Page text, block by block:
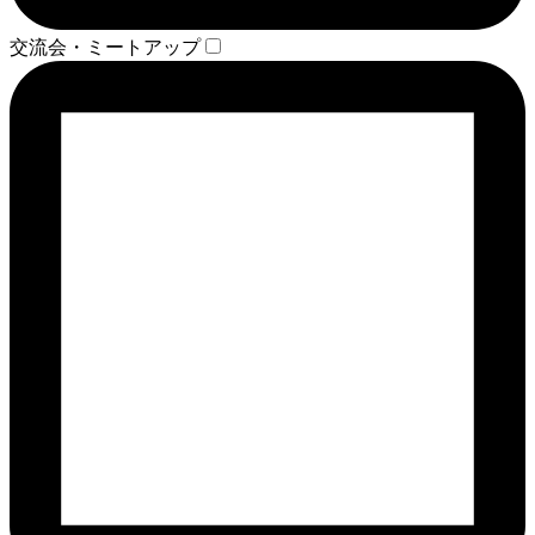
交流会・ミートアップ